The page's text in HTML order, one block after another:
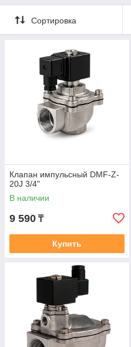
фильтров в промышленных
установках по сбору пыли. Эти
клапаны, часто называемые
клапанами, обеспечивают
эффективное удаление
накопившейся пыли с
посредством
Они широко применяются в
цементная промышленность и
требуется надежная
Сортировка
Клапан импульсный DMF-Z-
20J 3/4"
В наличии
9 590 ₸
Купить